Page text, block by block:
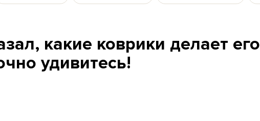
какие коврики делает его
удивитесь!